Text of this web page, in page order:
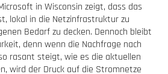
in Wisconsin zeigt, dass das
lokal in die Netzinfrastruktur zu
Bedarf zu decken. Dennoch bleibt
denn wenn die Nachfrage nach
rasant steigt, wie es die aktuellen
wird der Druck auf die Stromnetze